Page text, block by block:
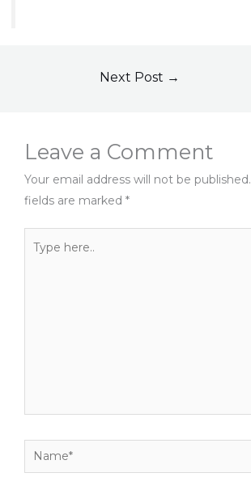
Next Post →
Leave a Comment
Your email address will not be published.
fields are marked *
here..
Name*